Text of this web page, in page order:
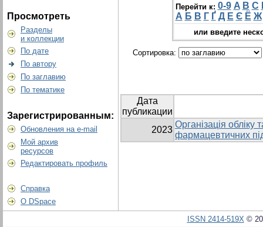
Просмотреть
Разделы
и коллекции
По дате
По автору
По заглавию
По тематике
Зарегистрированным:
Обновления на e-mail
Мой архив
ресурсов
Редактировать профиль
Справка
О DSpace
Перейти к: 0-9 A B C
А Б В Г Ґ Д Е Є Ё Ж
или введите
Сортировка:
Дата
публикации
2023
Організація обліку
фармацевтичних
ISSN 2414-519X©